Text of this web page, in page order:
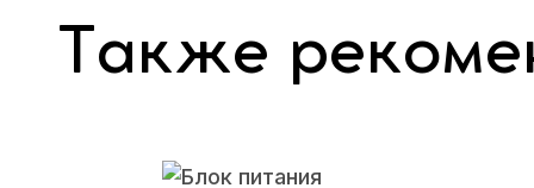
Также